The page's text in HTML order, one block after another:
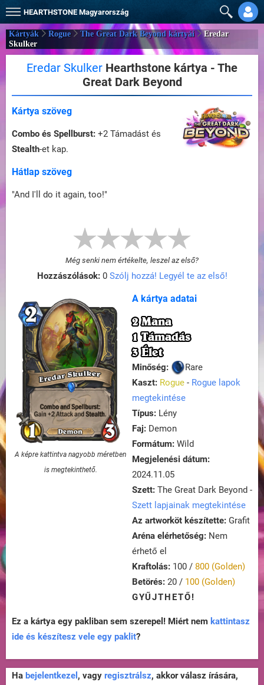
HEARTHSTONE Magyarország
Kártyák Rogue The Great Dark Beyond kártyái
Eredar
Skulker
Eredar Skulker Hearthstone kártya - The
Great Dark Beyond
Kártya szöveg
Combo és Spellburst: +2 Támadást és
Stealth-et kap.
Hátlap szöveg
"And I'll do it again, too!"
Még senki nem értékelte, leszel az első?
Hozzászólások:0 Szólj hozzá! Legyél te az első!
A képre kattintva nagyobb méretben
is megtekinthető.
A kártya adatai
2 Mana
1 Támadás
3 Élet
Minőség:
Rare
Kaszt: Rogue - Rogue lapok
megtekintése
Típus: Lény
Faj: Demon
Formátum: Wild
Megjelenési dátum:
2024.11.05
Szett: The Great Dark Beyond -
Szett lapjainak megtekintése
Az artworköt készítette: Grafit
Aréna elérhetőség: Nem
érhető el
Kraftolás: 100 / 800 (Golden)
Betörés: 20 / 100 (Golden)
GYŰJTHETŐ!
Ez a kártya egy pakliban sem szerepel! Miért nem kattintasz
ide és készítesz vele egy paklit?
Ha bejelentkezel , vagy regisztrálsz, akkor válasz írására,